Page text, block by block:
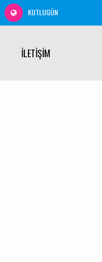
KUTLUGÜN
İLETİŞİM